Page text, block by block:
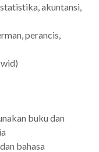
akuntansi,
perancis,
buku dan
bahasa